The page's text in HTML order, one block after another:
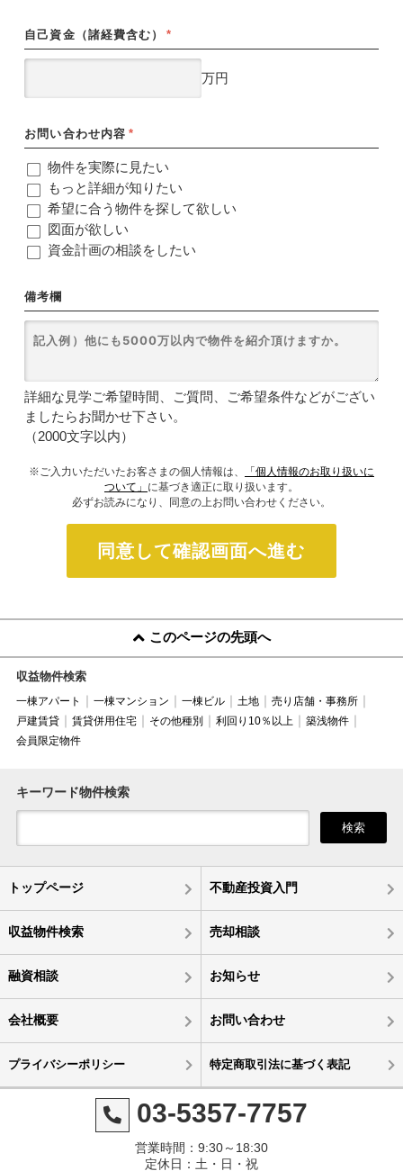
自己資金（諸経費含む） *
万円
お問い合わせ内容 *
物件を実際に見たい
もっと詳細が知りたい
希望に合う物件を探して欲しい
図面が欲しい
資金計画の相談をしたい
備考欄
詳細な見学ご希望時間、ご質問、ご希望条件などがござい
ましたらお聞かせ下さい。
（2000文字以内）
※ご入力いただいたお客さまの個人情報は、
「個人情報のお取り扱いに
ついて」 に基づき適正に取り扱います。
必ずお読みになり、同意の上お問い合わせください。
同意して確認画面へ進む
このページの先頭へ
収益物件検索
一棟アパート 一棟マンション 一棟ビル 土地
売り店舗・事務所
戸建賃貸
賃貸併用住宅 その他種別 利回り10％以上
築浅物件
会員限定物件
キーワード物件検索
検索
トップページ 不動産投資入門
収益物件検索 売却相談
融資相談 お知らせ
会社概要 お問い合わせ
プライバシーポリシー 特定商取引法に基づく表記
03-5357-7757
営業時間：9:30～18:30
定休日：土・日・祝